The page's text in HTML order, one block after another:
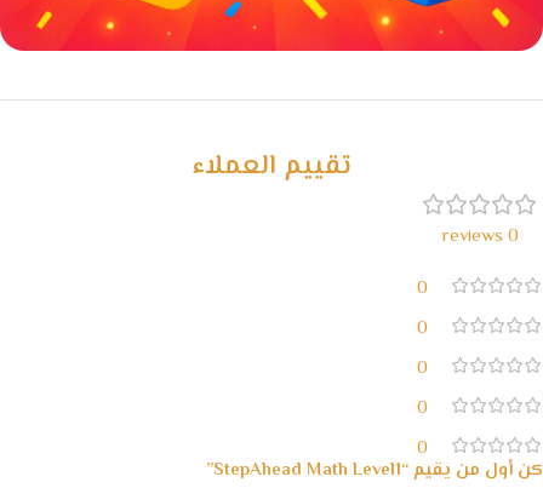
خصومات كبيرة
تقييم العملاء
0 reviews
0
0
0
0
0
كن أول من يقيم “StepAhead Math Level1”